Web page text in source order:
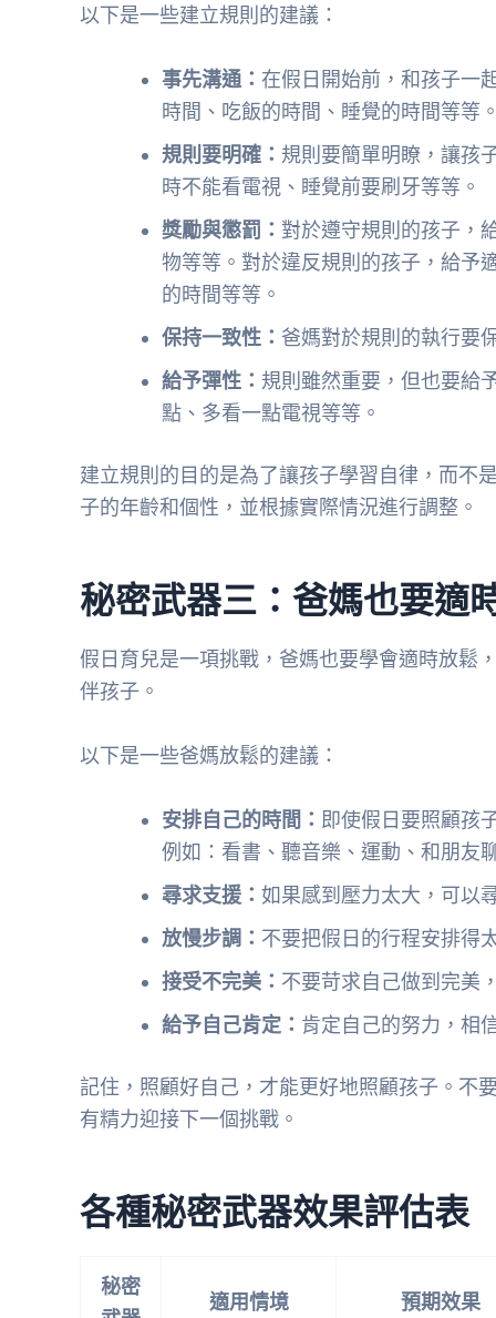
以下是一些建立規則的建議：
事先溝通： 在假日開始前，和孩子一
時間、吃飯的時間、睡覺的時間等等。
規則要明確： 規則要簡單明瞭，讓孩
時不能看電視、睡覺前要刷牙等等。
獎勵與懲罰： 對於遵守規則的孩子，
物等等。對於違反規則的孩子，給予
的時間等等。
保持一致性： 爸媽對於規則的執行要
給予彈性： 規則雖然重要，但也要給
點、多看一點電視等等。
建立規則的目的是為了讓孩子學習自律，而不
子的年齡和個性，並根據實際情況進行調整。
秘密武器三：爸媽也要適
假日育兒是一項挑戰，爸媽也要學會適時放鬆
伴孩子。
以下是一些爸媽放鬆的建議：
安排自己的時間： 即使假日要照顧孩
例如：看書、聽音樂、運動、和朋友
尋求支援： 如果感到壓力太大，可以
放慢步調： 不要把假日的行程安排得
接受不完美： 不要苛求自己做到完美
給予自己肯定： 肯定自己的努力，相
記住，照顧好自己，才能更好地照顧孩子。不
有精力迎接下一個挑戰。
各種秘密武器效果評估表
秘密
適用情境 預期效果